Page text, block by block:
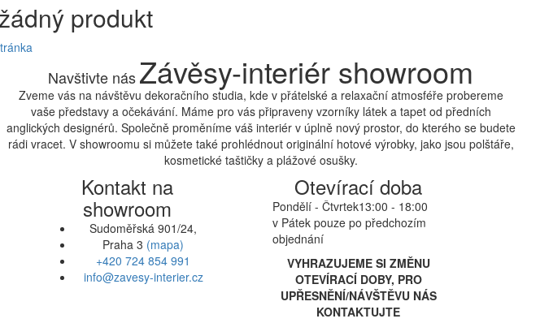
produkt
Navštivte násZávěsy-interiér showroom
Zveme vás na návštěvu dekoračního studia, kde v přátelské a relaxační atmosféře probereme
vaše představy a očekávání. Máme pro vás připraveny vzorníky látek a tapet od předních
anglických designérů. Společně proměníme váš interiér v úplně nový prostor, do kterého se budete
rádi vracet. V showroomu si můžete také prohlédnout originální hotové výrobky, jako jsou polštáře,
kosmetické taštičky a plážové osušky.
Kontakt na
showroom
Sudoměřská 901/24,
Praha 3 (mapa)
+420 724 854 991
info@zavesy-interier.cz
Otevírací doba
Pondělí - Čtvrtek13:00 - 18:00
v Pátek pouze po předchozím
objednání
VYHRAZUJEME SI ZMĚNU
OTEVÍRACÍ DOBY, PRO
UPŘESNĚNÍ/NÁVŠTĚVU NÁS
KONTAKTUJTE